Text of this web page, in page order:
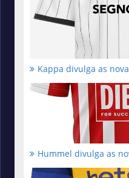
Kappa divulga as
Hummel divulga as